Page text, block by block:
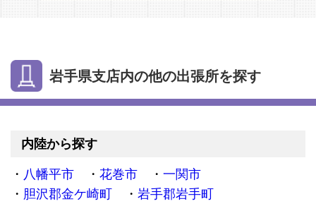
岩手県支店内の他の出張所を探す
内陸から探す
八幡平市 花巻市
一関市
胆沢郡金ケ崎町
岩手郡岩手町